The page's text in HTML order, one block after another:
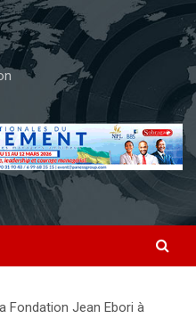
Fondation Jean Ebori à